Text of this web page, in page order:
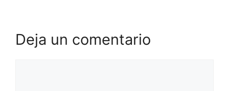
Deja un comentario